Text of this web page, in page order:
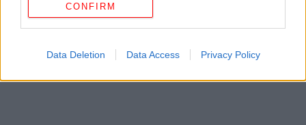
CONFIRM
Data Deletion Data Access Privacy Policy